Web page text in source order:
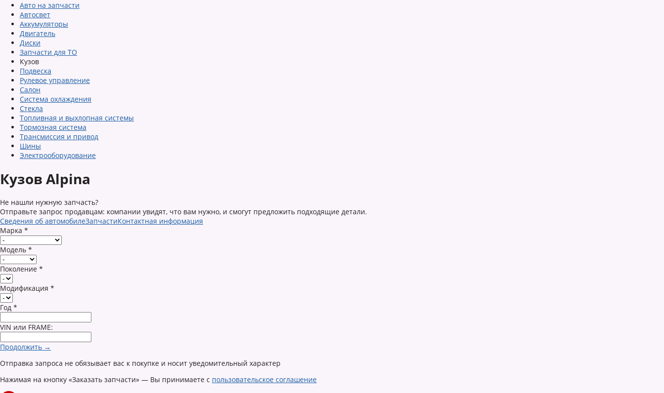
Авто на запчасти
Автосвет
Аккумуляторы
Двигатель
Диски
Запчасти для ТО
Кузов
Подвеска
Рулевое управление
Салон
Система охлаждения
Стекла
Топливная и выхлопная системы
Тормозная система
Трансмиссия и привод
Шины
Электрооборудование
Кузов Alpina
Не нашли нужную запчасть?
Отправьте запрос продавцам: компании увидят, что вам нужно, и смогут предложить подходящие детали.
Сведения об автомобилеЗапчастиКонтактная информация
Марка *
Модель *
Поколение *
Модификация *
Год *
VIN или FRAME:
Продолжить →
Отправка запроса не обязывает вас к покупке и носит уведомительный характер
Нажимая на кнопку «Заказать запчасти» — Вы принимаете с пользовательское соглашение